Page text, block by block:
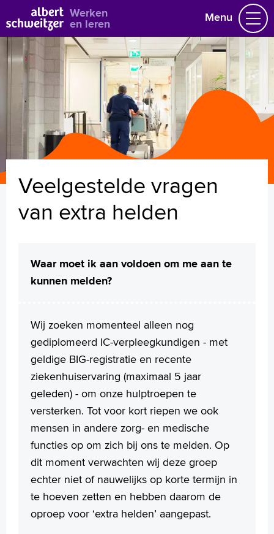
Werken
en leren Menu
Vacatures
Vakgebieden
Opleidingen & Stages
Flexibel werken
Hoe wij het doen
Vrijwilligerswerk
Job alert Mijn vacatures
Naar home asz.nl
Bekijk alle vacatures
Veelgestelde vragen
van extra helden
Waar moet ik aan voldoen om me aan te
kunnen melden?
Wij zoeken momenteel alleen nog
gediplomeerd IC-verpleegkundigen - met
geldige BIG-registratie en recente
ziekenhuiservaring (maximaal 5 jaar
geleden) - om onze hulptroepen te
versterken. Tot voor kort riepen we ook
mensen in andere zorg- en medische
functies op om zich bij ons te melden. Op
dit moment verwachten wij deze groep
echter niet of nauwelijks op korte termijn in
te hoeven zetten en hebben daarom de
oproep voor ‘extra helden’ aangepast.